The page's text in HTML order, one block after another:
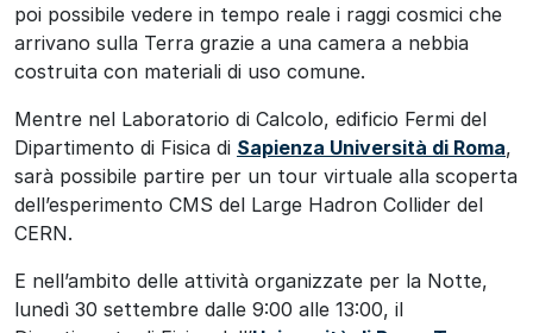
poi possibile vedere in tempo reale i raggi cosmici che
arrivano sulla Terra grazie a una camera a nebbia
costruita con materiali di uso comune.
Mentre nel Laboratorio di Calcolo, edificio Fermi del
Dipartimento di Fisica di Sapienza Università di Roma,
sarà possibile partire per un tour virtuale alla scoperta
dell’esperimento CMS del Large Hadron Collider del
CERN.
E nell’ambito delle attività organizzate per la Notte,
lunedì 30 settembre dalle 9:00 alle 13:00, il